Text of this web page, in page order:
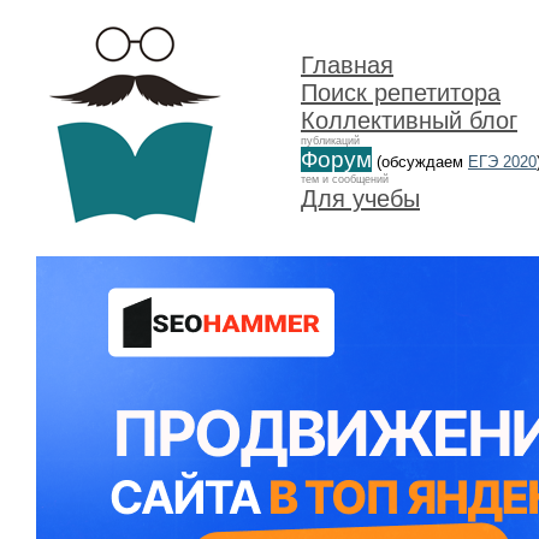
Главная
Поиск репетитора
Коллективный блог
публикаций
Форум (обсуждаем ЕГЭ 2020
тем и сообщений
Для учебы